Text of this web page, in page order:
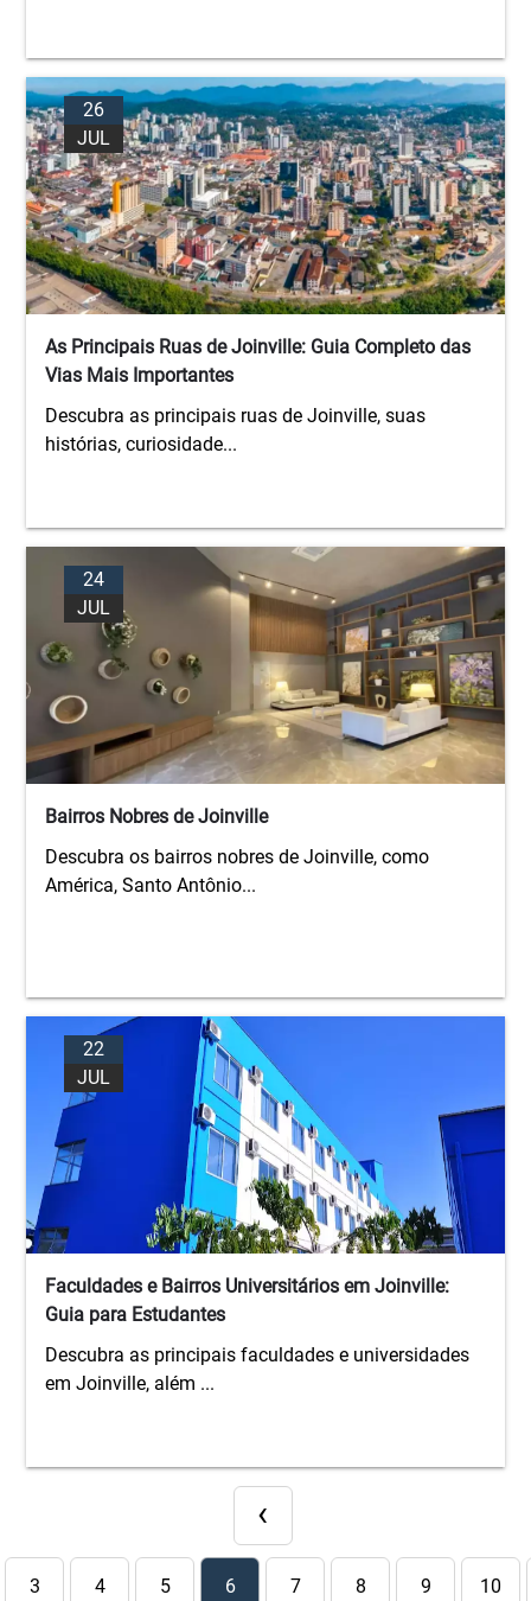
26
JUL
As Principais Ruas de Joinville: Guia Completo das
Vias Mais Importantes
Descubra as principais ruas de Joinville, suas
histórias, curiosidade...
24
JUL
Bairros Nobres de Joinville
Descubra os bairros nobres de Joinville, como
América, Santo Antônio...
22
JUL
Faculdades e Bairros Universitários em Joinville:
Guia para Estudantes
Descubra as principais faculdades e universidades
em Joinville, além ...
‹
3 4 5 6 7 8 9 10